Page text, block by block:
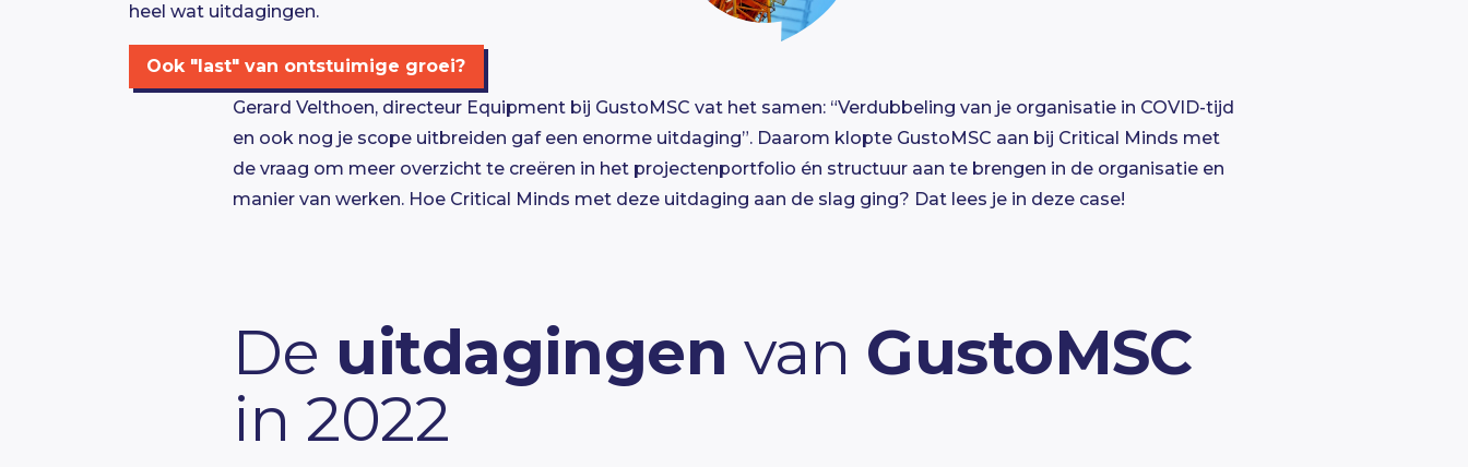
heel wat uitdagingen.
Ook "last" van ontstuimige groei?
Gerard Velthoen, directeur Equipment bij GustoMSC vat het samen: “Verdubbeling van je organisatie in COVID-tijd
en ook nog je scope uitbreiden gaf een enorme uitdaging”. Daarom klopte GustoMSC aan bij Critical Minds met
de vraag om meer overzicht te creëren in het projectenportfolio én structuur aan te brengen in de organisatie en
manier van werken. Hoe Critical Minds met deze uitdaging aan de slag ging? Dat lees je in deze case!
De uitdagingen van GustoMSC
in 2022